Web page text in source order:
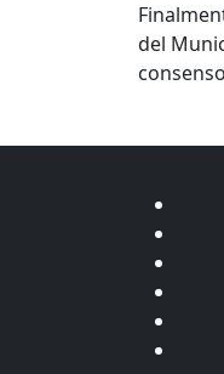
del